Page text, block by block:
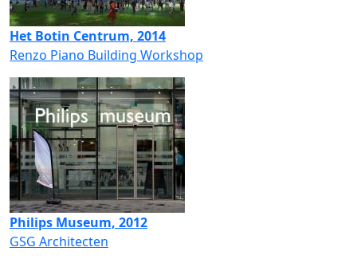
Het Botin Centrum, 2014
Renzo Piano Building Workshop
Philips Museum, 2012
GSG Architecten